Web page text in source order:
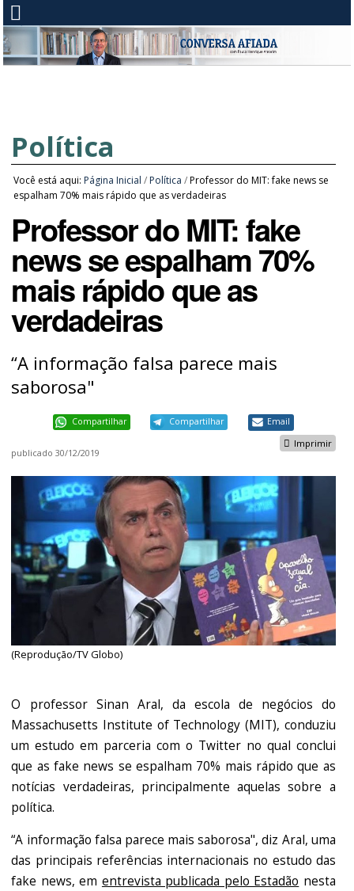
Política
Você está aqui: Página Inicial / Política /Professor do MIT: fake news se
espalham 70% mais rápido que as verdadeiras
Professor do MIT: fake
news se espalham 70%
mais rápido que as
verdadeiras
“A informação falsa parece mais
saborosa"
Compartilhar Compartilhar Email
Imprimir
publicado 30/12/2019
(Reprodução/TV Globo)
O professor Sinan Aral, da escola de negócios do
Massachusetts Institute of Technology (MIT), conduziu
um estudo em parceria com o Twitter no qual conclui
que as fake news se espalham 70% mais rápido que as
notícias verdadeiras, principalmente aquelas sobre a
política.
“A informação falsa parece mais saborosa", diz Aral, uma
das principais referências internacionais no estudo das
fake news, em entrevista publicada pelo Estadão nesta